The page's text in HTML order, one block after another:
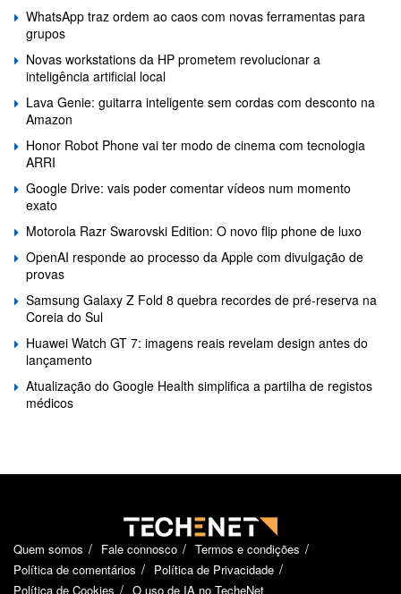
WhatsApp traz ordem ao caos com novas ferramentas para
grupos
Novas workstations da HP prometem revolucionar a
inteligência artificial local
Lava Genie: guitarra inteligente sem cordas com desconto na
Amazon
Honor Robot Phone vai ter modo de cinema com tecnologia
ARRI
Google Drive: vais poder comentar vídeos num momento
exato
Motorola Razr Swarovski Edition: O novo flip phone de luxo
OpenAI responde ao processo da Apple com divulgação de
provas
Samsung Galaxy Z Fold 8 quebra recordes de pré-reserva na
Coreia do Sul
Huawei Watch GT 7: imagens reais revelam design antes do
lançamento
Atualização do Google Health simplifica a partilha de registos
médicos
Quem somos Fale connosco
Termos e condições
Política de comentários
Política de Privacidade
Política de Cookies
O uso de IA no TecheNet